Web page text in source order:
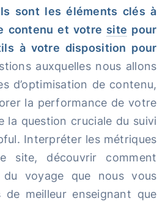
sont les éléments clés à
contenu et votre site pour
à votre disposition pour
auxquelles nous allons
d’optimisation de contenu,
la performance de votre
la question cruciale du suivi
Interpréter les métriques
site, découvrir comment
voyage que nous vous
meilleur enseignant que